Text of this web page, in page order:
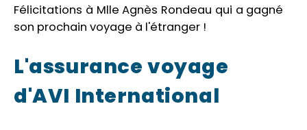
Félicitations à Mlle Agnès Rondeau qui a gagné
son prochain voyage à l'étranger !
L'assurance voyage
d'AVI International